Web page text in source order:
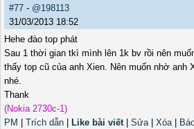
#77 - @198113
31/03/2013 18:52
Hehe đào top phát
Sau 1 thời gian tkì mình lên 1k bv rồi nên
thấy top cũ của anh Xien. Nên muốn nhờ anh
nhé.
Thank
(Nokia 2730c-1)
PM
Trích dẫn Like bài viết| Sửa| Xóa|